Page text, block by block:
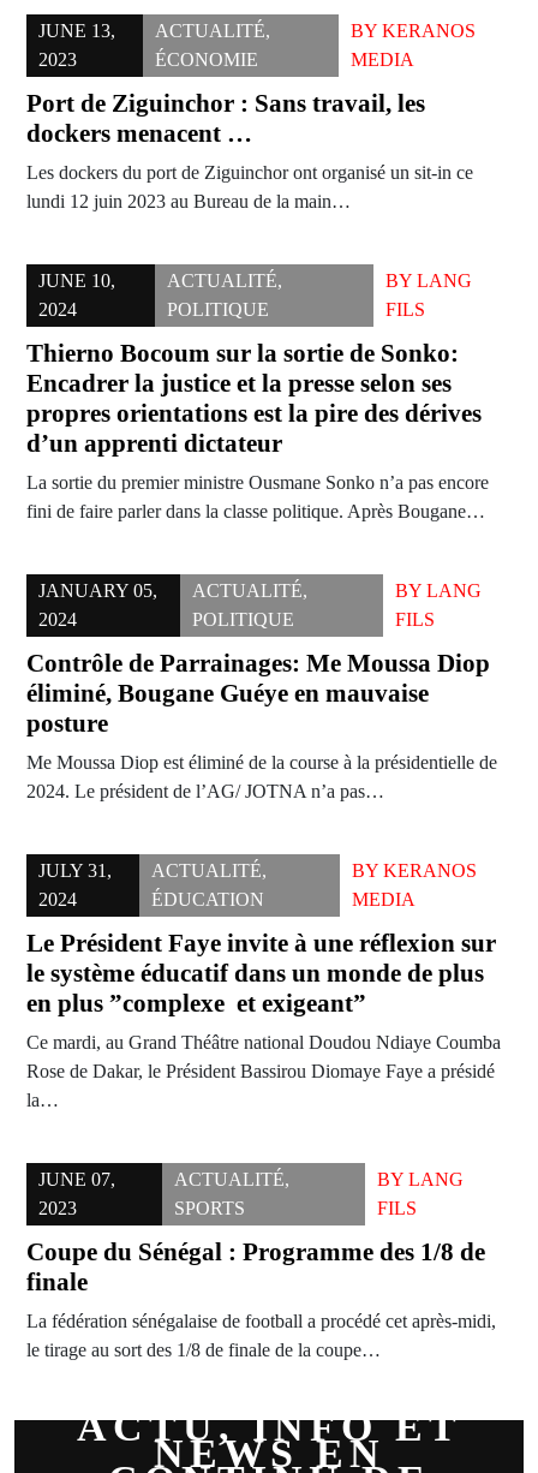
JUNE 13,
2023
ACTUALITÉ,
ÉCONOMIE
BYKERANOS
MEDIA
Port de Ziguinchor : Sans travail, les
dockers menacent …
Les dockers du port de Ziguinchor ont organisé un sit-in ce
lundi 12 juin 2023 au Bureau de la main…
JUNE 10,
2024
ACTUALITÉ,
POLITIQUE
BY LANG
FILS
Thierno Bocoum sur la sortie de Sonko:
Encadrer la justice et la presse selon ses
propres orientations est la pire des dérives
d’un apprenti dictateur
La sortie du premier ministre Ousmane Sonko n’a pas encore
fini de faire parler dans la classe politique. Après Bougane…
JANUARY 05,
2024
ACTUALITÉ,
POLITIQUE
BY LANG
FILS
Contrôle de Parrainages: Me Moussa Diop
éliminé, Bougane Guéye en mauvaise
posture
Me Moussa Diop est éliminé de la course à la présidentielle de
2024. Le président de l’AG/ JOTNA n’a pas…
JULY 31,
2024
ACTUALITÉ,
ÉDUCATION
BYKERANOS
MEDIA
Le Président Faye invite à une réflexion sur
le système éducatif dans un monde de plus
en plus ”complexe et exigeant”
Ce mardi, au Grand Théâtre national Doudou Ndiaye Coumba
Rose de Dakar, le Président Bassirou Diomaye Faye a présidé
la…
JUNE 07,
2023
ACTUALITÉ,
SPORTS
BYLANG
FILS
Coupe du Sénégal : Programme des 1/8 de
finale
La fédération sénégalaise de football a procédé cet après-midi,
le tirage au sort des 1/8 de finale de la coupe…
ACTU, INFO ET
NEWS EN